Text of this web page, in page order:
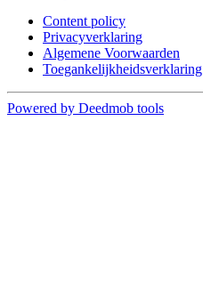
Content policy
Privacyverklaring
Algemene Voorwaarden
Toegankelijkheidsverklaring
Powered by Deedmob tools